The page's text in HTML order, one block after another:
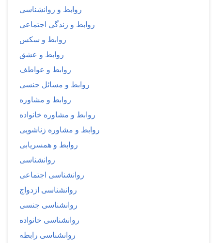
روابط و روانشناسی
روابط و زندگی اجتماعی
روابط و سکس
روابط و عشق
روابط و عواطف
روابط و مسائل جنسی
روابط و مشاوره
روابط و مشاوره خانواده
روابط و مشاوره زناشویی
روابط و همسریابی
روانشناسی
روانشناسی اجتماعی
روانشناسی ازدواج
روانشناسی جنسی
روانشناسی خانواده
روانشناسی رابطه